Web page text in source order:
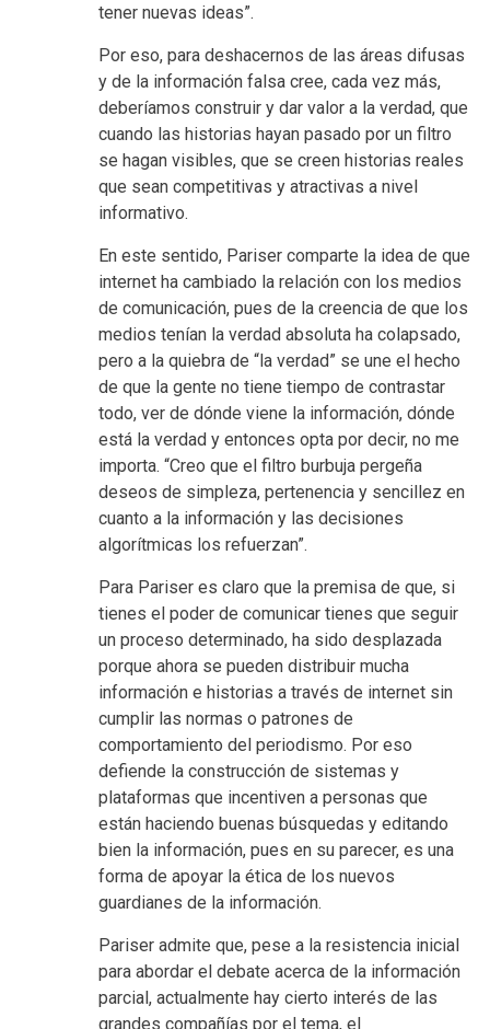
tener nuevas ideas”.
Por eso, para deshacernos de las áreas difusas
y de la información falsa cree, cada vez más,
deberíamos construir y dar valor a la verdad, que
cuando las historias hayan pasado por un filtro
se hagan visibles, que se creen historias reales
que sean competitivas y atractivas a nivel
informativo.
En este sentido, Pariser comparte la idea de que
internet ha cambiado la relación con los medios
de comunicación, pues de la creencia de que los
medios tenían la verdad absoluta ha colapsado,
pero a la quiebra de “la verdad” se une el hecho
de que la gente no tiene tiempo de contrastar
todo, ver de dónde viene la información, dónde
está la verdad y entonces opta por decir, no me
importa. “Creo que el filtro burbuja pergeña
deseos de simpleza, pertenencia y sencillez en
cuanto a la información y las decisiones
algorítmicas los refuerzan”.
Para Pariser es claro que la premisa de que, si
tienes el poder de comunicar tienes que seguir
un proceso determinado, ha sido desplazada
porque ahora se pueden distribuir mucha
información e historias a través de internet sin
cumplir las normas o patrones de
comportamiento del periodismo. Por eso
defiende la construcción de sistemas y
plataformas que incentiven a personas que
están haciendo buenas búsquedas y editando
bien la información, pues en su parecer, es una
forma de apoyar la ética de los nuevos
guardianes de la información.
Pariser admite que, pese a la resistencia inicial
para abordar el debate acerca de la información
parcial, actualmente hay cierto interés de las
grandes compañías por el tema, el